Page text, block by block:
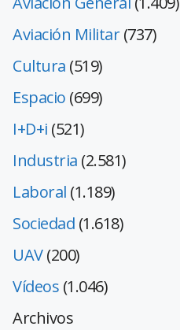
Aviación Militar(737)
Cultura (519)
Espacio (699)
I+D+i (521)
Industria (2.581)
Laboral (1.189)
Sociedad (1.618)
UAV(200)
Vídeos (1.046)
Archivos